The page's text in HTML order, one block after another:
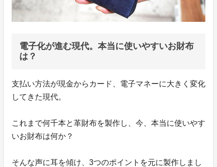
電子化が進む現代。本当に使いやすいお財布
は？
支払い方法が現金からカード、電子マネーに大きく変化
してきた現代。
これまで何千本と革財布を製作し、今、本当に使いやす
いお財布は何か？
そんな声に耳を傾け、3つのポイントを元に製作しまし